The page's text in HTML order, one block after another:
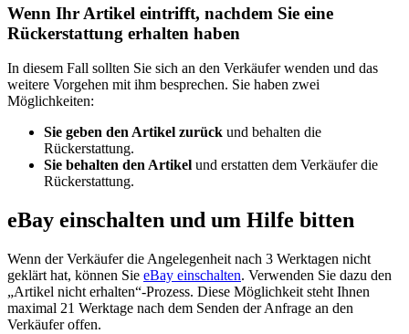
Wenn Ihr Artikel eintrifft, nachdem Sie eine
Rückerstattung erhalten haben
In diesem Fall sollten Sie sich an den Verkäufer wenden und das
weitere Vorgehen mit ihm besprechen. Sie haben zwei
Möglichkeiten:
Sie geben den Artikel zurück und behalten die
Rückerstattung.
Sie behalten den Artikel und erstatten dem Verkäufer die
Rückerstattung.
eBay einschalten und um Hilfe bitten
Wenn der Verkäufer die Angelegenheit nach 3 Werktagen nicht
geklärt hat, können Sie eBay einschalten. Verwenden Sie dazu den
„Artikel nicht erhalten“-Prozess. Diese Möglichkeit steht Ihnen
maximal 21 Werktage nach dem Senden der Anfrage an den
Verkäufer offen.